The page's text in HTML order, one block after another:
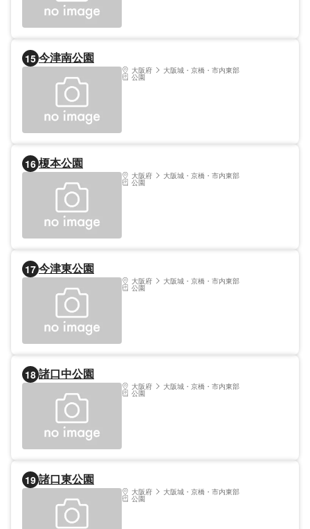
15 今津南公園
大阪府 大阪城・京橋・市内東部
公園
16 榎本公園
大阪府 大阪城・京橋・市内東部
公園
17 今津東公園
大阪府 大阪城・京橋・市内東部
公園
18 諸口中公園
大阪府 大阪城・京橋・市内東部
公園
19 諸口東公園
大阪府 大阪城・京橋・市内東部
公園